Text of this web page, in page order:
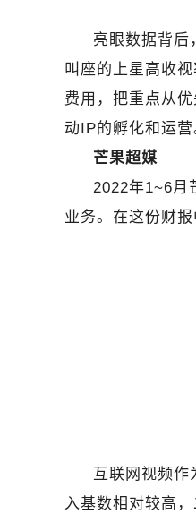
亮眼数据背后
叫座的上星高收
费用，把重点从
动IP的孵化和运营
芒果超媒
2022年1~6月
业务。在这份财
互联网视频作
入基数相对较高